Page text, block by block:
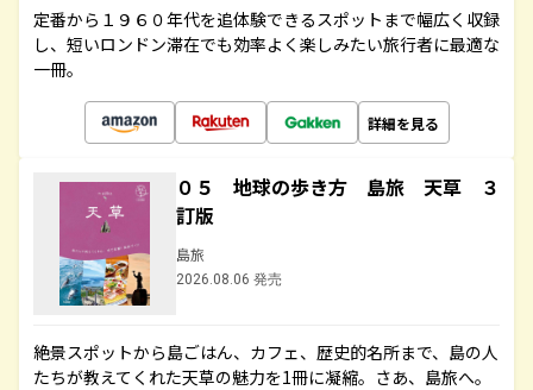
定番から１９６０年代を追体験できるスポットまで幅広く収録
し、短いロンドン滞在でも効率よく楽しみたい旅行者に最適な
一冊。
詳細を見る
０５ 地球の歩き方 島旅 天草 ３
訂版
島旅
2026.08.06 発売
絶景スポットから島ごはん、カフェ、歴史的名所まで、島の人
たちが教えてくれた天草の魅力を1冊に凝縮。さあ、島旅へ。